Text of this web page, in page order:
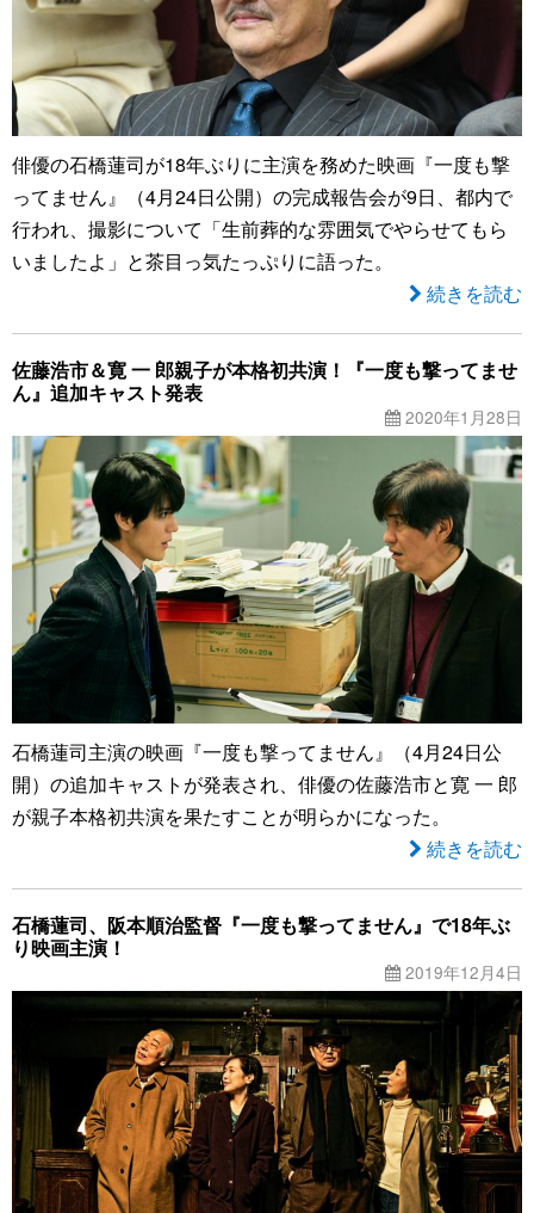
俳優の石橋蓮司が18年ぶりに主演を務めた映画『一度も撃
ってません』（4月24日公開）の完成報告会が9日、都内で
行われ、撮影について「生前葬的な雰囲気でやらせてもら
いましたよ」と茶目っ気たっぷりに語った。
続きを読む
佐藤浩市＆寛 一 郎親子が本格初共演！『一度も撃ってませ
ん』追加キャスト発表
2020年1月28日
石橋蓮司主演の映画『一度も撃ってません』（4月24日公
開）の追加キャストが発表され、俳優の佐藤浩市と寛 一 郎
が親子本格初共演を果たすことが明らかになった。
続きを読む
石橋蓮司、阪本順治監督『一度も撃ってません』で18年ぶ
り映画主演！
2019年12月4日